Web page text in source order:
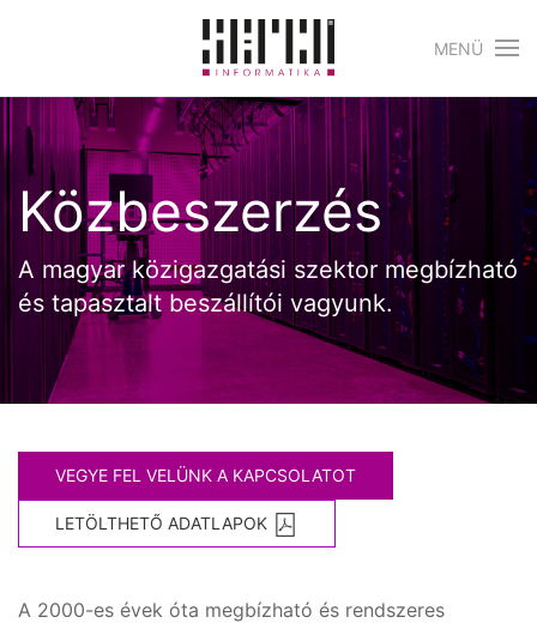
Skip to main content
MENÜ
Közbeszerzés
A magyar közigazgatási szektor megbízható
és tapasztalt beszállítói vagyunk.
VEGYE FEL VELÜNK A KAPCSOLATOT
LETÖLTHETŐ ADATLAPOK
A 2000-es évek óta megbízható és rendszeres